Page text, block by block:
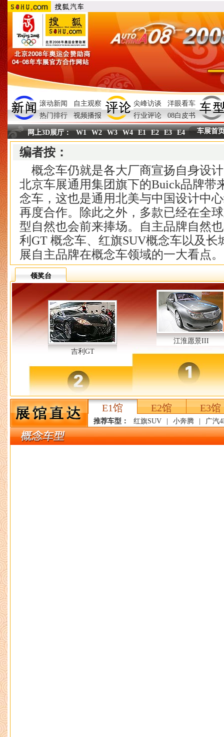
滚动新闻
自主观察
热门排行
视频播报
尖峰访谈
洋眼看车
行业评论
08白皮书
网上3D展厅： W1 W2 W3 W4 E1 E2 E3 E4 车展首
编者按：
概念车仍就是各大厂商宣扬自身设
北京车展通用集团旗下的Buick品牌带
念车，这也是通用北美与中国设计中
再度合作。除此之外，多款已经在全
型自然也会前来捧场。自主品牌自然
利GT 概念车、红旗SUV概念车以及长
展自主品牌在概念车领域的一大看点。
领奖台
吉利GT
江淮愿景III
E1馆 E2馆 E3馆
推荐车型： 红旗SUV 小奔腾 广汽